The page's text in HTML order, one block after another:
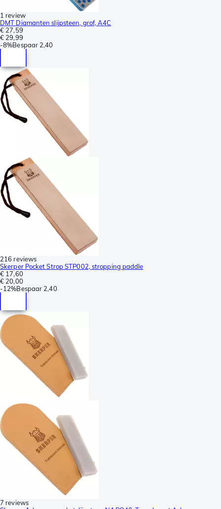
1 review
DMT Diamanten slijpsteen, grof, A4C
€ 27,59
€ 29,99
-8%Bespaar 2,40
216 reviews
Skerper Pocket Strop STP002, stropping paddle
€ 17,60
€ 20,00
-12%Bespaar 2,40
7 reviews